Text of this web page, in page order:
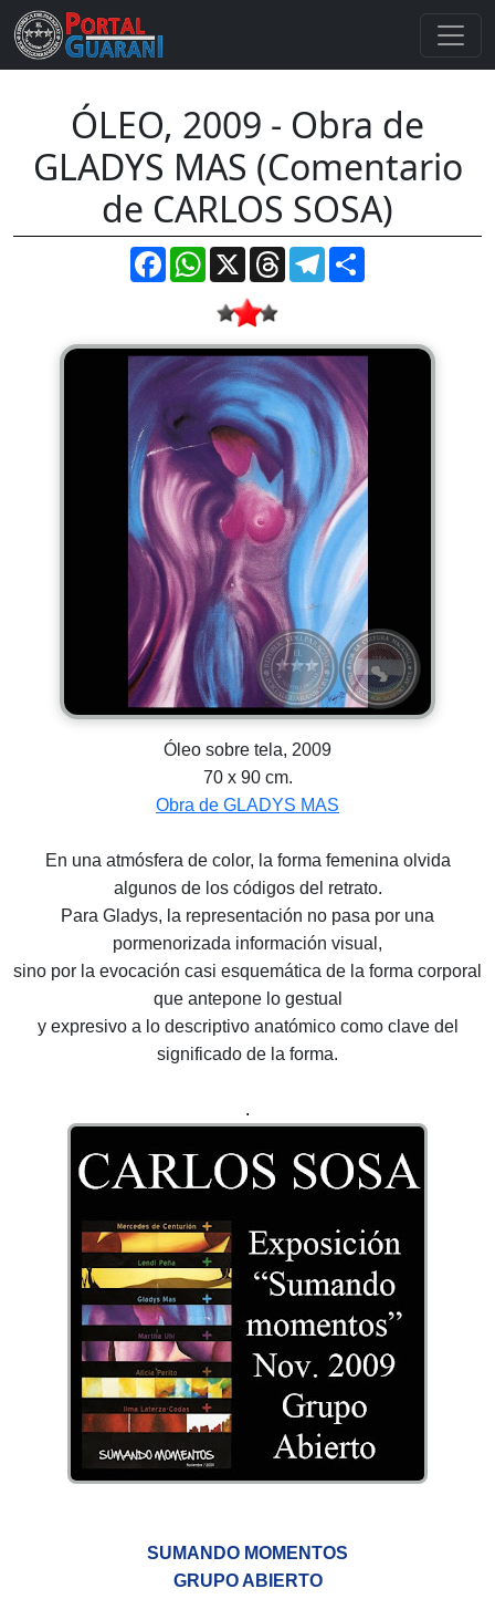
ÓLEO, 2009 - Obra de
GLADYS MAS (Comentario
de CARLOS SOSA)
FacebookWhatsApp
X ThreadsTelegram
Óleo sobre tela, 2009
70 x 90 cm.
Obra de GLADYS MAS
En una atmósfera de color, la forma femenina olvida
algunos de los códigos del retrato.
Para Gladys, la representación no pasa por una
pormenorizada información visual,
sino por la evocación casi esquemática de la forma corporal
que antepone lo gestual
y expresivo a lo descriptivo anatómico como clave del
significado de la forma.
.
SUMANDO MOMENTOS
GRUPO ABIERTO